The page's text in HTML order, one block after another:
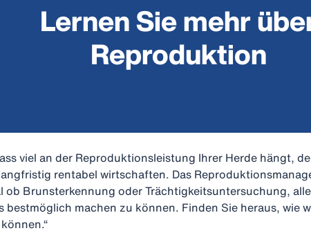
Lernen Sie mehr
Reproduktion
viel an der Reproduktionsleistung Ihrer Herde hängt,
rentabel wirtschaften. Das
ob Brunsterkennung oder Trächtigkeitsuntersuchung,
bestmöglich machen zu können. Finden Sie heraus, wie